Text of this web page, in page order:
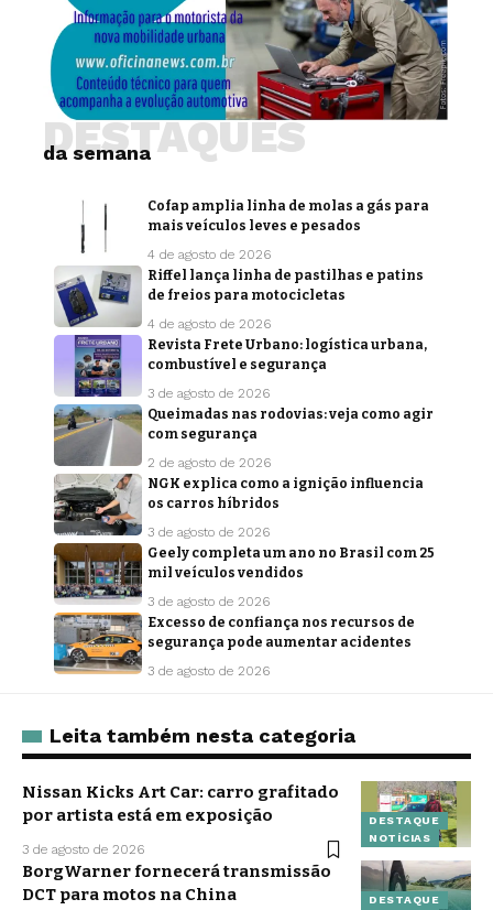
da semana
DESTAQUES
Cofap amplia linha de molas a gás para
mais veículos leves e pesados
4 de agosto de 2026
Riffel lança linha de pastilhas e patins
de freios para motocicletas
4 de agosto de 2026
Revista Frete Urbano: logística urbana,
combustível e segurança
3 de agosto de 2026
Queimadas nas rodovias: veja como agir
com segurança
2 de agosto de 2026
NGK explica como a ignição influencia
os carros híbridos
3 de agosto de 2026
Geely completa um ano no Brasil com 25
mil veículos vendidos
3 de agosto de 2026
Excesso de confiança nos recursos de
segurança pode aumentar acidentes
3 de agosto de 2026
Leita também nesta categoria
DESTAQUE
NOTÍCIAS
Nissan Kicks Art Car: carro grafitado
por artista está em exposição
3 de agosto de 2026
DESTAQUE
BorgWarner fornecerá transmissão
DCT para motos na China